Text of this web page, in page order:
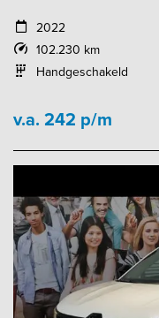
2022
102.230 km
Handgeschakeld
v.a. 242 p/m